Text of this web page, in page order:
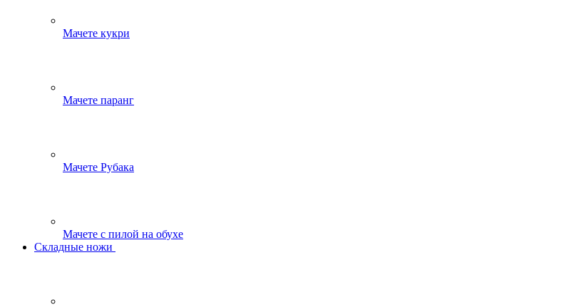
Мачете кукри
Мачете паранг
Мачете Рубака
Мачете с пилой на обухе
Складные ножи